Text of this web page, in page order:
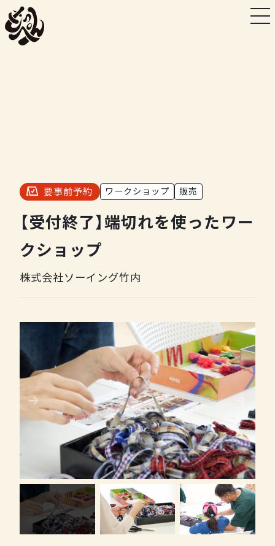
要事前予約 ワークショップ 販売
【受付終了】端切れを使ったワー
クショップ
株式会社ソーイング竹内